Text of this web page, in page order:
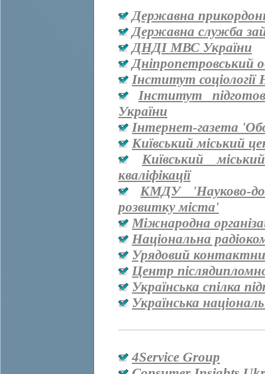
Державна
Державна служба
ДНДІ МВС України
Дніпропетровський
Інститут
Інститут
України
Інтернет-газета
Київський міський
Київський
кваліфікації
КМДУ 'Науково-
розвитку міста'
Міжнародна
Національна
Урядовий
Центр
Українська спілка
Українська
4Service Group